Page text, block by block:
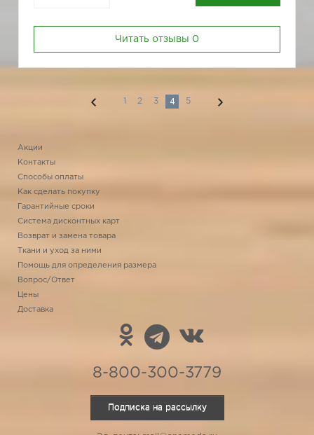
Читать отзывы 0
1 2 3 4 5
Акции
Контакты
Способы оплаты
Как сделать покупку
Гарантийные сроки
Система дисконтных карт
Возврат и замена товара
Ткани и уход за ними
Помощь для определения размера
Вопрос/Ответ
Цены
Доставка
8-800-300-3779
Подписка на рассылку